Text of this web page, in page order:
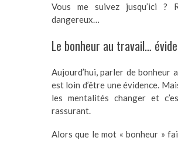
Vous me suivez jusqu’ici ?
dangereux…
Le bonheur au travail…
Aujourd’hui, parler de bonheur
est loin d’être une évidence.
les mentalités changer et
rassurant.
Alors que le mot « bonheur »